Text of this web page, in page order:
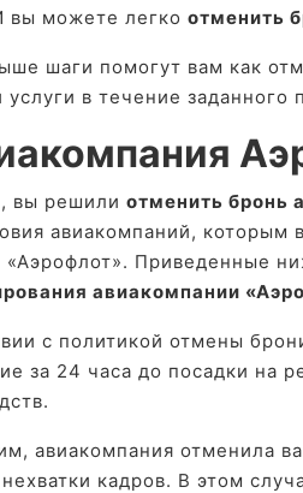
вы можете легко отменить
шаги помогут вам как
услуги в течение
вы решили отменить бронь
авиакомпаний,
«Аэрофлот». Приведенные
авиакомпании
с политикой отмены
за 24 часа до посадки на
авиакомпания отменила
кадров. В этом